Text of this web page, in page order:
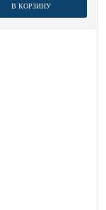
В КОРЗИНУ